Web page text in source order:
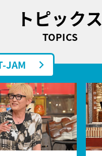
トピックス
TOPICS
JAM